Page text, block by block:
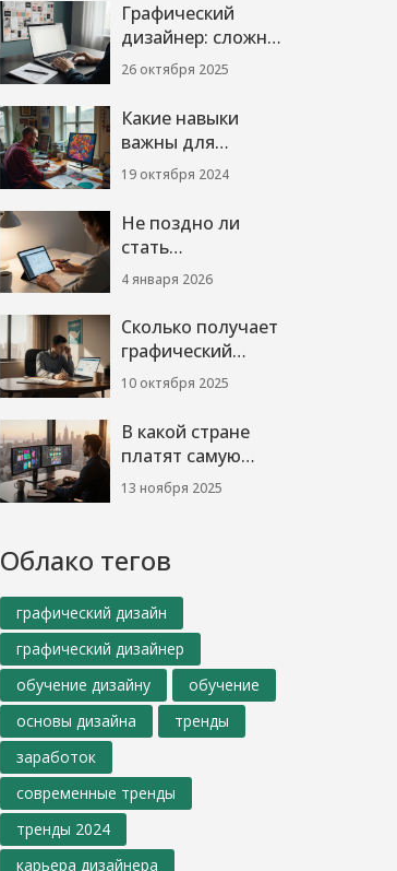
Графический
дизайнер: сложна
ли эта работа?
Навыки,
программы,
зарплата
26 октября 2025
Какие навыки
важны для
графического
дизайнера: советы
и секреты
19 октября 2024
Не поздно ли
стать
графическим
дизайнером в 2026
году?
4 января 2026
Сколько получает
графический
дизайнер в США:
реальные цифры
2025
10 октября 2025
В какой стране
платят самую
высокую зарплату
графическому
году?
13 ноября 2025
Облако тегов
графический дизайн
графический дизайнер
обучение дизайну
обучение
основы дизайна
тренды
заработок
современные тренды
тренды 2024
карьера дизайнера